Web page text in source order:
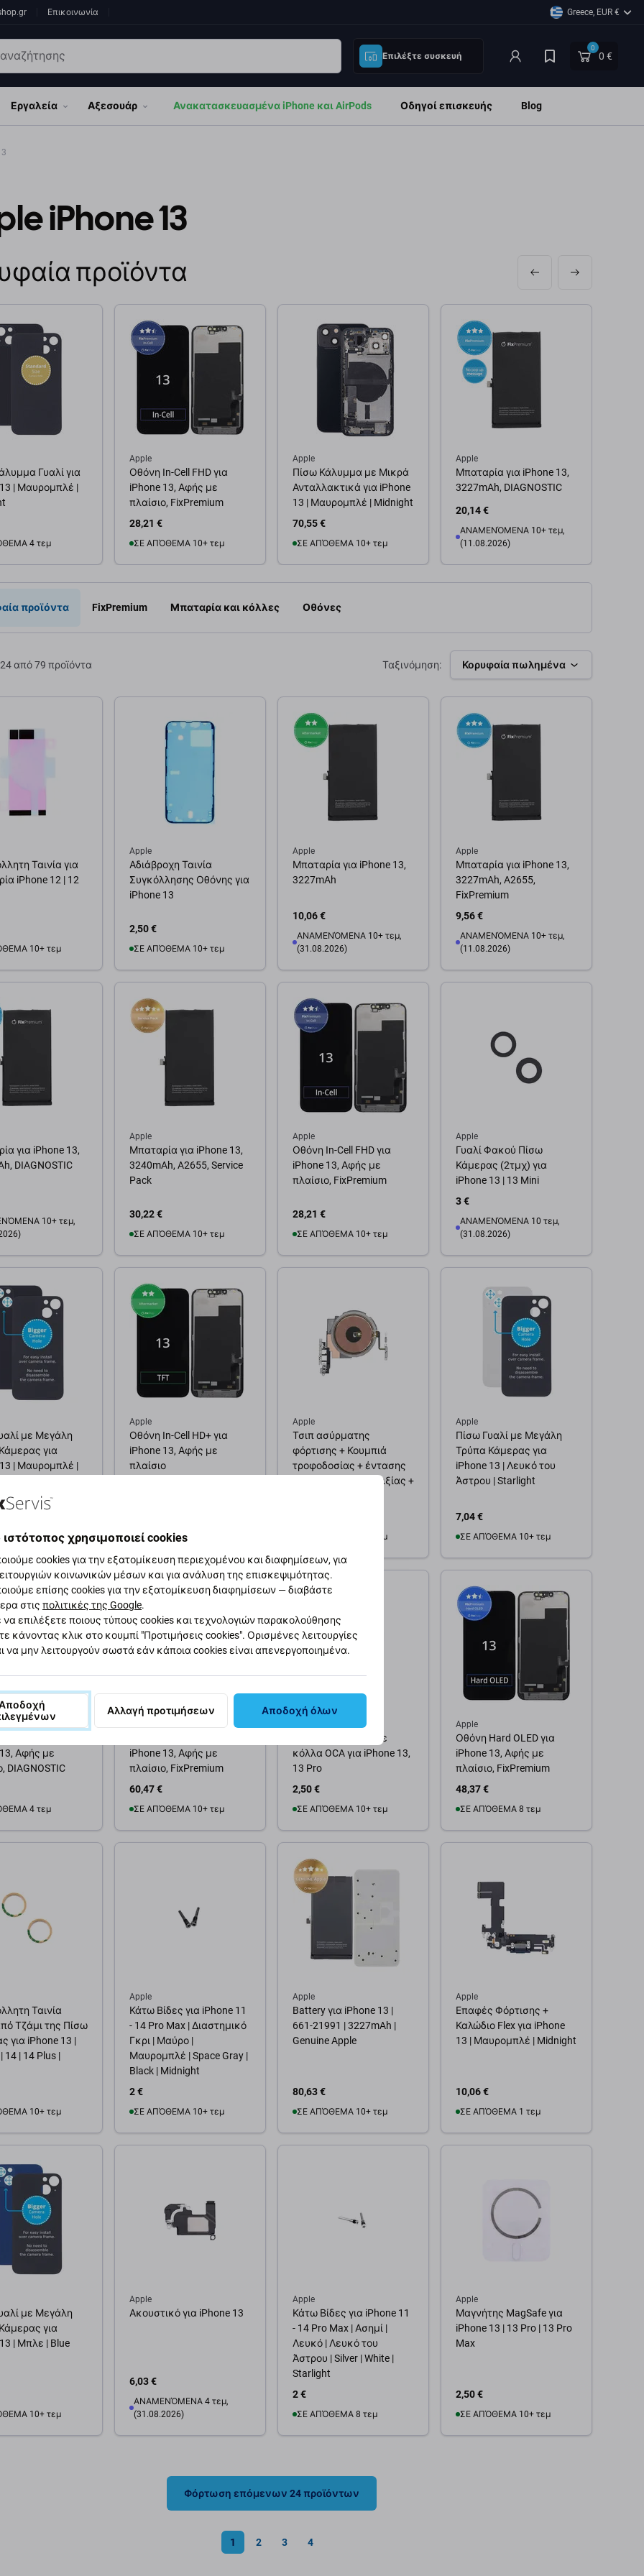
Επικοινωνία Greece, EUR €
Επιλέξτε συσκευή
0
0 €
Εργαλεία Αξεσουάρ Ανακατασκευασμένα iPhone και AirPods Οδηγοί επισκευής Blog
iPhone 13
προϊόντα
Γυαλί για
| Μαυρομπλέ |
4 τεμ
στο καλάθι
Apple
Οθόνη In-Cell FHD για
iPhone 13, Αφής με
πλαίσιο, FixPremium
28,21 €
ΣΕ ΑΠΌΘΕΜΑ 10+ τεμ
Προσθήκη στο καλάθι
Apple
Πίσω Κάλυμμα με Μικρά
Ανταλλακτικά για iPhone
13 | Μαυρομπλέ | Midnight
70,55 €
ΣΕ ΑΠΌΘΕΜΑ 10+ τεμ
Προσθήκη στο καλάθι
Apple
Μπαταρία για iPhone 13,
3227mAh, DIAGNOSTIC
20,14 €
ΑΝΑΜΕΝΌΜΕΝΑ 10+ τεμ,
(11.08.2026)
προϊόντα FixPremium Μπαταρία και κόλλες Οθόνες
24 από 79 προϊόντα Ταξινόμηση: Κορυφαία πωλημένα
Ταινία για
iPhone 12 | 12
10+ τεμ
Apple
Αδιάβροχη Ταινία
Συγκόλλησης Οθόνης για
iPhone 13
2,50 €
ΣΕ ΑΠΌΘΕΜΑ 10+ τεμ
Apple
Μπαταρία για iPhone 13,
3227mAh
10,06 €
ΑΝΑΜΕΝΌΜΕΝΑ 10+ τεμ,
(31.08.2026)
Προσθήκη στο καλάθι
Apple
Μπαταρία για iPhone 13,
3227mAh, A2655,
FixPremium
9,56 €
ΑΝΑΜΕΝΌΜΕΝΑ 10+ τεμ,
(11.08.2026)
για iPhone 13,
DIAGNOSTIC
10+ τεμ,
στο καλάθι
Apple
Μπαταρία για iPhone 13,
3240mAh, A2655, Service
Pack
30,22 €
ΣΕ ΑΠΌΘΕΜΑ 10+ τεμ
Apple
Οθόνη In-Cell FHD για
iPhone 13, Αφής με
πλαίσιο, FixPremium
28,21 €
ΣΕ ΑΠΌΘΕΜΑ 10+ τεμ
Apple
Γυαλί Φακού Πίσω
Κάμερας (2τμχ) για
iPhone 13 | 13 Mini
3 €
ΑΝΑΜΕΝΌΜΕΝΑ 10 τεμ,
(31.08.2026)
Προσθήκη στο καλάθι
με Μεγάλη
για
| Μαυρομπλέ |
στο καλάθι
Apple
Οθόνη In-Cell HD+ για
iPhone 13, Αφής με
πλαίσιο
ΣΕ ΑΠΌΘΕΜΑ 10+ τεμ
Προσθήκη στο καλάθι
Apple
Τσιπ ασύρματης
φόρτισης + Κουμπιά
τροφοδοσίας + έντασης
ήχου Καλώδιο ευελιξίας +
ΣΕ ΑΠΌΘΕΜΑ 10+ τεμ
Προσθήκη στο καλάθι
Apple
Πίσω Γυαλί με Μεγάλη
Τρύπα Κάμερας για
iPhone 13 | Λευκό του
Άστρου | Starlight
7,04 €
ΣΕ ΑΠΌΘΕΜΑ 10+ τεμ
Αφής με
DIAGNOSTIC
4 τεμ
iPhone 13, Αφής με
πλαίσιο, FixPremium
60,47 €
ΣΕ ΑΠΌΘΕΜΑ 10+ τεμ
Μπροστινό γυαλί με
κόλλα OCA για iPhone 13,
13 Pro
2,50 €
ΣΕ ΑΠΌΘΕΜΑ 10+ τεμ
Apple
Οθόνη Hard OLED για
iPhone 13, Αφής με
πλαίσιο, FixPremium
48,37 €
ΣΕ ΑΠΌΘΕΜΑ 8 τεμ
Ταινία
Τζάμι της Πίσω
για iPhone 13 |
14 | 14 Plus |
10+ τεμ
Apple
Κάτω Βίδες για iPhone 11
- 14 Pro Max | Διαστημικό
Γκρι | Μαύρο |
Μαυρομπλέ | Space Gray |
Black | Midnight
2 €
ΣΕ ΑΠΌΘΕΜΑ 10+ τεμ
Apple
Battery για iPhone 13 |
661-21991 | 3227mAh |
Genuine Apple
80,63 €
ΣΕ ΑΠΌΘΕΜΑ 10+ τεμ
Apple
Επαφές Φόρτισης +
Καλώδιο Flex για iPhone
13 | Μαυρομπλέ | Midnight
10,06 €
ΣΕ ΑΠΌΘΕΜΑ 1 τεμ
με Μεγάλη
για
| Μπλε | Blue
10+ τεμ
Apple
Ακουστικό για iPhone 13
6,03 €
ΑΝΑΜΕΝΌΜΕΝΑ 4 τεμ,
(31.08.2026)
Προσθήκη στο καλάθι
Apple
Κάτω Βίδες για iPhone 11
- 14 Pro Max | Ασημί |
Λευκό | Λευκό του
Άστρου | Silver | White |
Starlight
2 €
ΣΕ ΑΠΌΘΕΜΑ 8 τεμ
Apple
Μαγνήτης MagSafe για
iPhone 13 | 13 Pro | 13 Pro
Max
2,50 €
ΣΕ ΑΠΌΘΕΜΑ 10+ τεμ
Φόρτωση επόμενων 24 προϊόντων
1 2 3 4
χρησιμοποιεί cookies
cookies για την εξατομίκευση περιεχομένου και διαφημίσεων, για
κοινωνικών μέσων και για ανάλυση της επισκεψιμότητας.
επίσης cookies για την εξατομίκευση διαφημίσεων — διαβάστε
στις πολιτικές της Google.
να επιλέξετε ποιους τύπους cookies και τεχνολογιών παρακολούθησης
κάνοντας κλικ στο κουμπί "Προτιμήσεις cookies". Ορισμένες λειτουργίες
να μην λειτουργούν σωστά εάν κάποια cookies είναι απενεργοποιημένα.
Αλλαγή προτιμήσεων Αποδοχή όλων